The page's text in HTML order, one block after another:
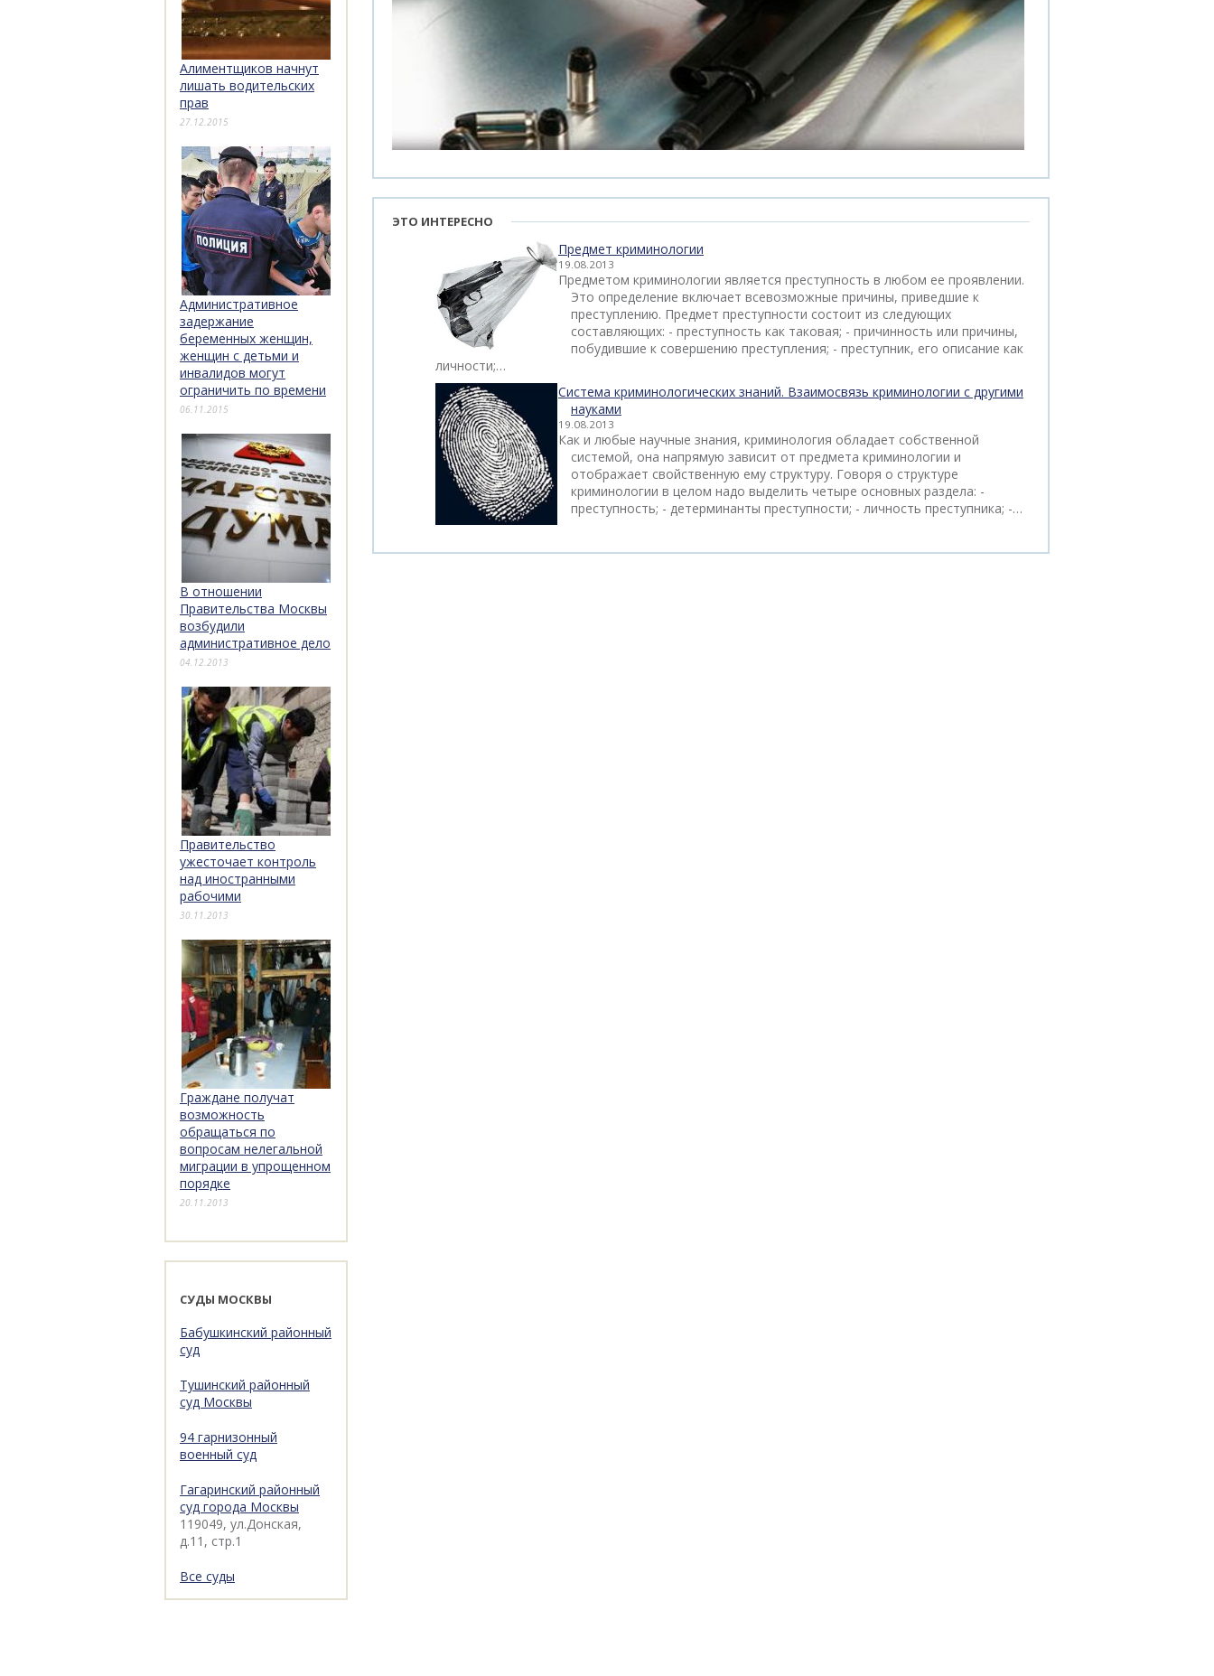
ЭТО ИНТЕРЕСНО
Предмет криминологии
19.08.2013
Предметом криминологии является преступность в любом ее проявлении.
Это определение включает всевозможные причины, приведшие к
преступлению. Предмет преступности состоит из следующих
составляющих: - преступность как таковая; - причинность или причины,
побудившие к совершению преступления; - преступник, его описание как
личности;…
Система криминологических знаний. Взаимосвязь криминологии с другими
науками
19.08.2013
Как и любые научные знания, криминология обладает собственной
системой, она напрямую зависит от предмета криминологии и
отображает свойственную ему структуру. Говоря о структуре
криминологии в целом надо выделить четыре основных раздела: -
преступность; - детерминанты преступности; - личность преступника; -…
Алиментщиков начнут
лишать водительских
прав
27.12.2015
Административное
задержание
беременных женщин,
женщин с детьми и
инвалидов могут
ограничить по времени
06.11.2015
В отношении
Правительства Москвы
возбудили
административное дело
04.12.2013
Правительство
ужесточает контроль
над иностранными
рабочими
30.11.2013
Граждане получат
возможность
обращаться по
вопросам нелегальной
миграции в упрощенном
порядке
20.11.2013
СУДЫ МОСКВЫ
Бабушкинский районный
суд
Тушинский районный
суд Москвы
94 гарнизонный
военный суд
Гагаринский районный
суд города Москвы
119049, ул.Донская,
д.11, стр.1
Все суды